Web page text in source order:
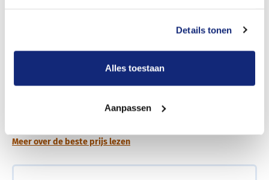
Details tonen
Alles toestaan
Aanpassen
Dit kost een begrafenis
Meer over de beste prijs lezen